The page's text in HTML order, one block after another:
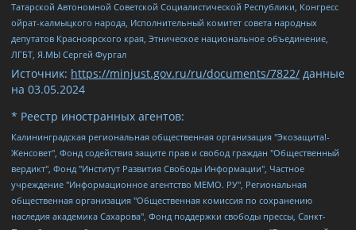
Татарской Автономной Советской Социалистической Республики, Конгресс
ойрат-калмыцкого народа, Исполнительный комитет совета народных
депутатов Красноярского края, Этническое национальное объединение,
ЛГБТ, Я.МЫ Сергей Фургал
Источник: https://minjust.gov.ru/ru/documents/7822/ данные
на 03.05.2024
* Реестр иностранных агентов:
Калининградская региональная общественная организация "Экозащита!-Женсовет", Фонд содействия защите прав и свобод граждан "Общественный вердикт", Фонд "Институт Развития Свободы Информации", Частное учреждение "Информационное агентство МЕМО. РУ", Региональная общественная организация "Общественная комиссия по сохранению наследия академика Сахарова", Фонд поддержки свободы прессы, Санкт-Петербургская общественная правозащитная организация "Гражданский контроль", Межрегиональная общественная организация "Информационно-просветительский центр "Мемориал", Региональный Фонд "Центр Защиты Прав Средств Массовой Информации", с 05.12.2023 Фонд "Центр Защиты Прав Средств массовой информации", Региональная общественная благотворительная организация помощи беженцам и мигрантам "Гражданское содействие", Негосударственное образовательное учреждение дополнительного профессионального образования (повышение квалификации) специалистов "АКАДЕМИЯ ПО ПРАВАМ ЧЕЛОВЕКА", Свердловская региональная общественная организация "Сутяжник", Автономная некоммерческая организация "Центр независимых социологических исследований", Союз общественных объединений "Российский исследовательский центр по правам человека", Региональное общественное учреждение научно-информационный центр "МЕМОРИАЛ", Некоммерческая организация "Фонд защиты гласности", Автономная некоммерческая организация "Институт прав человека", Городская общественная организация "Екатеринбургское общество "МЕМОРИАЛ", Городская общественная организация "Рязанское историко-просветительское и правозащитное общество "Мемориал" (Рязанский Мемориал), Челябинский региональный орган общественной самодеятельности – женское общественное объединение "Женщины Евразии", Челябинский региональный орган общественной самодеятельности "Уральская правозащитная группа", Фонд содействия защите здоровья и социальной справедливости имени Андрея Рылькова, Автономная Некоммерческая Организация "Аналитический Центр Юрия Левады", Автономная некоммерческая организация социальной поддержки населения "Проект Апрель", Региональная общественная организация помощи женщинам и детям, находящимся в кризисной ситуации "Информационно-методический центр "Анна", Фонд содействия развитию массовых коммуникаций и правовому просвещению "Так-так-Так", Фонд содействия устойчивому развитию "Серебряная тайга", Свердловский региональный общественный фонд социальных проектов "Новое время", "Idel.Реалии", Кавказ.Реалии, Крым.Реалии, Телеканал Настоящее Время, Татаро-башкирская служба Радио Свобода (Azatliq Radiosi), Радио Свободная Европа/Радио Свобода (PCE/PC), "Сибирь.Реалии", "Фактограф", Благотворительный фонд помощи осужденным и их семьям, Автономная некоммерческая организация "Институт глобализации и социальных движений", Фонд "В защиту прав заключенных", Частное учреждение "Центр поддержки и содействия развитию средств массовой информации", Пензенский региональный общественный благотворительный фонд "Гражданский союз", "Север.Реалии", Некоммерческая организация Фонд "Правовая инициатива", Общество с ограниченной ответственностью "Радио Свободная Европа/Радио Свобода", Чешское информационное агентство "MEDIUM-ORIENT", Красноярская региональная общественная организация "Мы против СПИДа", Камалягин Денис Николаевич, Маркелов Сергей Евгеньевич, Пономарев Лев Александрович, Савицкая Людмила Алексеевна, Автономная некоммерческая организация "Центр по работе с проблемой насилия "НАСИЛИЮ.НЕТ", Межрегиональный профессиональный союз работников здравоохранения "Альянс врачей", Юридическое лицо, зарегистрированное в Латвийской Республике, SIA "Medusa Project" (регистрационный номер 40103797863, дата регистрации 10.06.2014), Некоммерческая организация "Фонд по борьбе с коррупцией", Автономная некоммерческая организация "Институт права и публичной политики", Баданин Роман Сергеевич, Гликин Максим Александрович, Железнова Мария Михайловна, Лукьянова Юлия Сергеевна, Маетная Елизавета Витальевна, Маняхин Петр Борисович, Чуракова Ольга Владимировна, Ярош Юлия Петровна, Юридическое лицо "The Insider SIA", зарегистрированное в Риге, Латвийская Республика (дата регистрации 26.06.2015), являющееся администратором доменного имени интернет-издания "The Insider SIA", https://theins.ru, Постернак Алексей Евгеньевич, Рубин Михаил Аркадьевич, Анин Роман Александрович, Юридическое лицо Istories fonds, зарегистрированное в Латвийской Республике (регистрационный номер 50008295751, дата регистрации 24.02.2020), Великовский Дмитрий Александрович, Долинина Ирина Николаевна, Мароховская Алеся Алексеевна, Шлейнов Роман Юрьевич, Шмагун Олеся Валентиновна, Общество с ограниченной ответственностью "Альтаир 2021", Общество с ограниченной ответственностью "Вега 2021", Общество с ограниченной ответственностью "Главный редактор 2021", Общество с ограниченной ответственностью "Ромашки монолит", Важенков Артем Валерьевич, Ивановская областная общественная организация "Центр гендерных исследований", Гурман Юрий Альбертович, Медиапроект "ОВД-Инфо", Егоров Владимир Владимирович, Жилинский Владимир Александрович, Общество с ограниченной ответственностью "ЗП", Иванова София Юрьевна, Карезина Инна Павловна, Кильтау Екатерина Викторовна, Петров Алексей Викторович, Пискунов Сергей Евгеньевич, Смирнов Сергей Сергеевич, Тихонов Михаил Сергеевич, Общество с ограниченной ответственностью "ЖУРНАЛИСТ-ИНОСТРАННЫЙ АГЕНТ", Арапова Галина Юрьевна, Вольтская Татьяна Анатольевна, Американская компания "Mason G.E.S. Anonymous Foundation" (США), являющаяся владельцем интернет-издания https://mnews.world/, Компания "Stichting Bellingcat", зарегистрированная в Нидерландах (дата регистрации 11.07.2018), Захаров Андрей Вячеславович, Клепиковская Екатерина Дмитриевна, Общество с ограниченной ответственностью "МЕМО", Перл Роман Александрович, Симонов Евгений Алексеевич, Соловьева Елена Анатольевна, Сотников Даниил Владимирович, Сурначева Елизавета Дмитриевна, Автономная некоммерческая организация по защите прав человека и информированию населения "Якутия – Наше Мнение", Общество с ограниченной ответственностью "Москоу диджитал медиа", с 26.01.2023 Общество с ограниченной ответственностью "Чайка Белые сады", Ветошкина Валерия Валерьевна, Заговора Максим Александрович, Межрегиональное общественное движение "Российская ЛГБТ - сеть", Оленичев Максим Владимирович, Павлов Иван Юрьевич, Скворцова Елена Сергеевна, Общество с ограниченной ответственностью "Как бы инагент", Кочетков Игорь Викторович, Общество с ограниченной ответственностью "Честные выборы", Еланчик Олег Александрович, Общество с ограниченной ответственностью "Нобелевский призыв", Гималова Регина Эмилевна, Григорьев Андрей Валерьевич, Григорьева Алина Александровна, Ассоциация по содействию защите прав призывников, альтернативнослужащих и военнослужащих "Правозащитная группа "Гражданин.Армия.Право", Хисамова Регина Фаритовна, Автономная некоммерческая организация по реализации социально-правовых программ "Лилит", Дальневосточное общественное движение "Маяк", Санкт-Петербургская ЛГБТ-инициативная группа "Выход", Инициативная группа ЛГБТ+ "Реверс", Алексеев Андрей Викторович, Бекбулатова Таисия Львовна, Беляев Иван Михайлович, Владыкина Елена Сергеевна, Гельман Марат Александрович, Никульшина Вероника Юрьевна, Толоконникова Надежда Андреевна, Шендерович Виктор Анатольевич, Общество с ограниченной ответственностью "Данное сообщение", Общество с ограниченной ответственностью Издательский дом "Новая глава", Айнбиндер Александра Александровна, Московский комьюнити-центр для ЛГБТ+инициатив, Благотворительный фонд развития филантропии, Deutsche Welle (Германия, Kurt-Schumacher-Strasse 3, 53113 Bonn), Борзунова Мария Михайловна, Воробьев Виктор Викторович, Голубева Анна Львовна, Константинова Алла Михайловна, Малкова Ирина Владимировна, Мурадов Мурад Абдулгалимович, Осетинская Елизавета Николаевна, Понасенков Евгений Николаевич, Ганапольский Матвей Юрьевич, Киселев Евгений Алексеевич, Борухович Ирина Григорьевна, Дремин Иван Тимофеевич, Дубровский Дмитрий Викторович, Красноярская региональная общественная организация поддержки и развития альтернативных образовательных технологий и межкультурных коммуникаций "ИНТЕРРА", Маяковская Екатерина Алексеевна, Фейгин Марк Захарович, Филимонов Андрей Викторович, Дзугкоева Регина Николаевна, Доброхотов Роман Александрович, Дудь Юрий Александрович, Елкин Сергей Владимирович, Кругликов Кирилл Игоревич, Сабунаева Мария Леонидовна, Семенов Алексей Владимирович, Шаинян Карен Багратович, Шульман Екатерина Михайловна, Асафьев Артур Валерьевич, Вахштайн Виктор Семенович, Венедиктов Алексей Алексеевич, Лушникова Екатерина Евгеньевна, Волков Леонид Михайлович, Невзоров Александр Глебович, Пархоменко Сергей Борисович, Сироткин Ярослав Николаевич, Кара-Мурза Владимир Владимирович, Баранова Наталья Владимировна, Гозман Леонид Яковлевич, Кагарлицкий Борис Юльевич, Климарев Михаил Валерьевич, Милов Владимир Станиславович, Автономная некоммерческая организация Краснодарский центр современного искусства "Типография", Моргенштерн Алишер Тагирович, Соболь Любовь Эдуардовна, Общество с ограниченной ответственностью "ЛИЗА НОРМ", Каспаров Гарри Кимович, Ходорковский Михаил Борисович, Общество с ограниченной ответственностью "Апрельские тезисы", Данилович Ирина Брониславовна, Кашин Олег Владимирович, Петров Николай Владимирович, Пивоваров Алексей Владимирович, Соколов Михаил Владимирович, Цветкова Юлия Владимировна, Чичваркин Евгений Александрович, Комитет против пыток/Команда против пыток, Общество с ограниченной ответственностью "Первый научный", Общество с ограниченной ответственностью "Вертолет и ко", Белоцерковская Вероника Борисовна, Кац Максим Евгеньевич, Лазарева Татьяна Юрьевна, Шаведдинов Руслан Табризович, Яшин Илья Валерьевич, Общество с ограниченной ответственностью "Иноагент ААВ", Алешковский Дмитрий Петрович, Альбац Евгения Марковна, Быков Дмитрий Львович, Галямина Юлия Евгеньевна, Лойко Сергей Леонидович, Мартынов Кирилл Константинович, Медведев Сергей Александрович, Крашенинников Федор Геннадиевич, Гордеева Катерина Вл